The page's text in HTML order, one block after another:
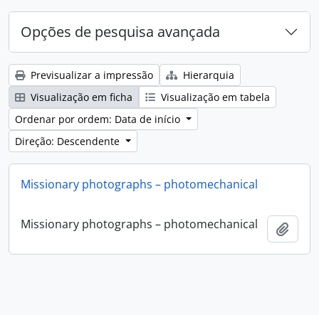
Opções de pesquisa avançada
Previsualizar a impressão
Hierarquia
Visualização em ficha
Visualização em tabela
Ordenar por ordem: Data de início
Direção: Descendente
Missionary photographs – photomechanical
Missionary photographs – photomechanical